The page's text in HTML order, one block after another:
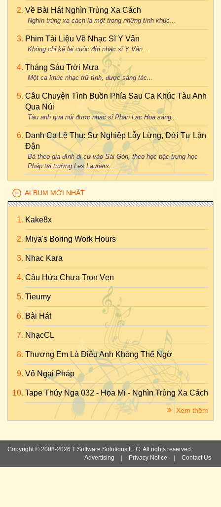
Về Bài Hát Nghìn Trùng Xa Cách
Nghìn trùng xa cách là một trong những tình khúc...
Phim Tài Liệu Về Nhạc Sĩ Y Vân
Không chỉ kể lại cuộc đời nhạc sĩ Y Vân...
Tháng Sáu Trời Mưa
Một ca khúc nhạc trữ tình, được sáng tác...
Câu Chuyện Tình Buồn Phía Sau Ca Khúc Tàu Anh
Qua Núi
Tàu anh qua núi được nhạc sĩ Phan Lạc Hoa sáng...
Danh Ca Lệ Thu: Sự Nghiệp Lẫy Lừng, Đời Tư Lận
Đận
Bà theo gia đình di cư vào Sài Gòn, theo học bậc trung học
Pháp tại trường Les Lauriers...
ALBUM MỚI NHẤT
Kake8x
Miya's Boring Work Hours
Nhac Kara
Câu Hứa Chưa Trọn Vẹn
Tieumy
Bài Hát
NhạcCL
Thương Em Là Điều Anh Không Thể Ngờ
Vô Ngại Pháp
Tape Thúy Nga 032 - Họa Mi - Nghìn Trùng Xa Cách
Xem thêm
Copyright © 2008-2026 T Software Solutions LLC. All rights reserved.
Advertising
Privacy Notice Contact Us